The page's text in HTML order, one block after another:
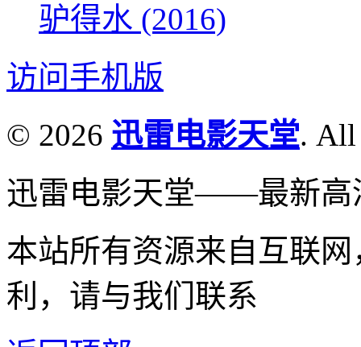
驴得水 (2016)
访问手机版
© 2026 迅雷电影天堂. All
迅雷电影天堂——最新高
本站所有资源来自互联
利，请与我们联系